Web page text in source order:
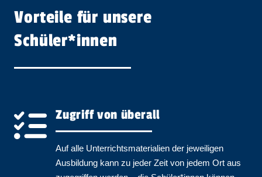
Vorteile für unsere
Schüler*innen
Zugriff von überall
Auf alle Unterrichtsmaterialien der jeweiligen
Ausbildung kann zu jeder Zeit von jedem Ort aus